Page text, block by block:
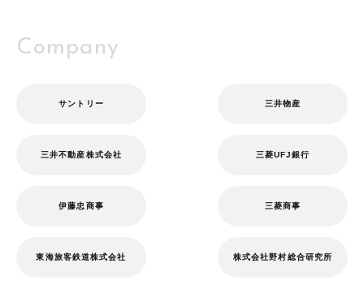
Company
サントリー 三井物産
三井不動産株式会社 三菱UFJ銀行
伊藤忠商事 三菱商事
東海旅客鉄道株式会社 株式会社野村総合研究所